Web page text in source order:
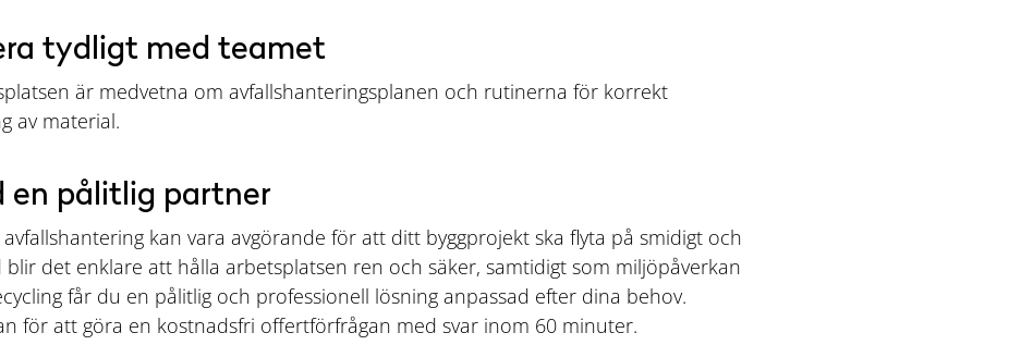
tydligt med teamet
är medvetna om avfallshanteringsplanen och rutinerna för korrekt
av material.
en pålitlig partner
kan vara avgörande för att ditt byggprojekt ska flyta på smidigt och
det enklare att hålla arbetsplatsen ren och säker, samtidigt som miljöpåverkan
får du en pålitlig och professionell lösning anpassad efter dina behov.
för att göra en kostnadsfri offertförfrågan med svar inom 60 minuter.